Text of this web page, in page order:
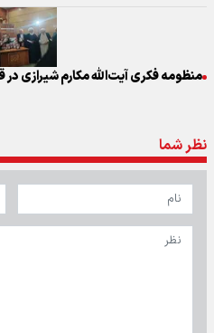
منظومه فکری آیت‌الله مکارم شیرازی
نظر شما